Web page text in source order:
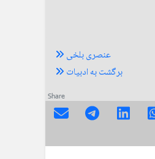
عنصری بلخی
برگشت به ادبیات
Share